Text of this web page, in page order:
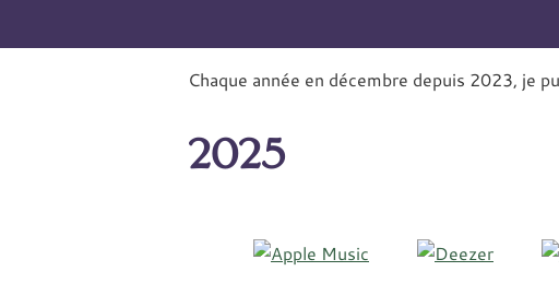
Chaque année en décembre depuis 2023, je
2025